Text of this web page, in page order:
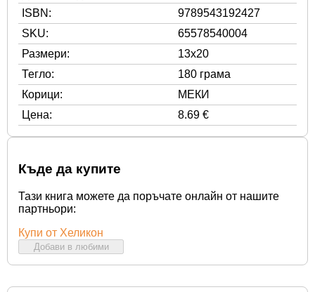
ISBN:
9789543192427
SKU:
65578540004
Размери:
13x20
Тегло:
180 грама
Корици:
МЕКИ
Цена:
8.69 €
Къде да купите
Тази книга можете да поръчате онлайн от нашите
партньори:
Купи от Хеликон
Добави в любими